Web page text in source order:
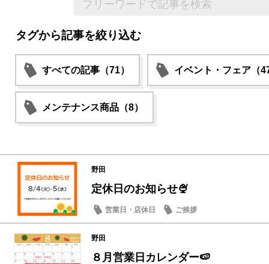
タグから記事を絞り込む
すべての記事（71） イベント・フェア（
メンテナンス商品（8）
野田
定休日のお知らせ🍨
営業日・店休日 ご挨拶
野田
８月営業日カレンダー🍉